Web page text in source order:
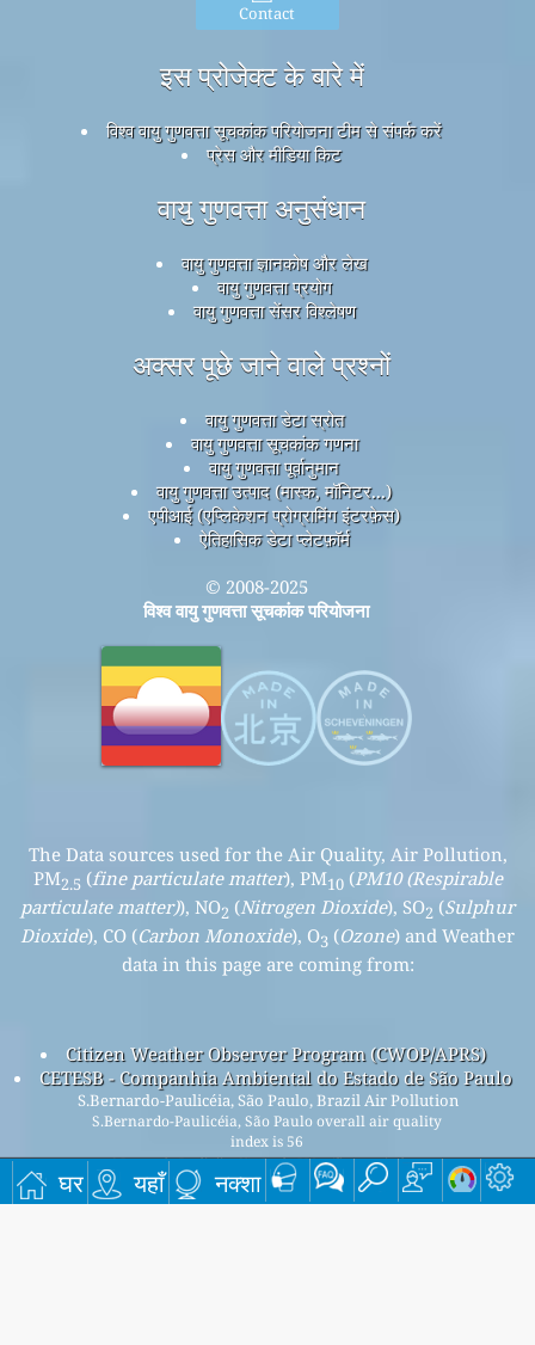
घर यहाँ नक्शा
Contact
इस प्रोजेक्ट के बारे में
विश्व वायु गुणवत्ता सूचकांक परियोजना टीम से संपर्क करें
प्रेस और मीडिया किट
वायु गुणवत्ता अनुसंधान
वायु गुणवत्ता ज्ञानकोष और लेख
वायु गुणवत्ता प्रयोग
वायु गुणवत्ता सेंसर विश्लेषण
अक्सर पूछे जाने वाले प्रश्नों
वायु गुणवत्ता डेटा स्रोत
वायु गुणवत्ता सूचकांक गणना
वायु गुणवत्ता पूर्वानुमान
वायु गुणवत्ता उत्पाद (मास्क, मॉनिटर...)
एपीआई (एप्लिकेशन प्रोग्रामिंग इंटरफ़ेस)
ऐतिहासिक डेटा प्लेटफ़ॉर्म
© 2008-2025
विश्व वायु गुणवत्ता सूचकांक परियोजना
The Data sources used for the Air Quality, Air Pollution,
PM2.5 (fine particulate matter), PM10(PM10 (Respirable
particulate matter)), NO2 (Nitrogen Dioxide), SO2 (Sulphur
Dioxide), CO (Carbon Monoxide), O3 (Ozone) and Weather
data in this page are coming from:
Citizen Weather Observer Program (CWOP/APRS)
CETESB - Companhia Ambiental do Estado de São Paulo
S.Bernardo-Paulicéia, São Paulo, Brazil Air Pollution
S.Bernardo-Paulicéia, São Paulo overall air quality
index is 56
S.Bernardo-Paulicéia, São Paulo PM2.5(fine particulate
matter) AQI is n/a - S.Bernardo-Paulicéia, São Paulo PM10
(PM10 (Respirable particulate matter)) AQI is 56 -